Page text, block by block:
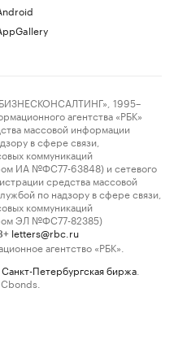
1995–
агентства «РБК»
массовой информации
в сфере связи,
коммуникаций
ИА №ФС77-63848) и сетевого
средства массовой
по надзору в сфере связи,
коммуникаций
ЭЛ №ФС77-82385)
letters@rbc.ru
агентство «РБК».
Санкт-Петербургская биржа